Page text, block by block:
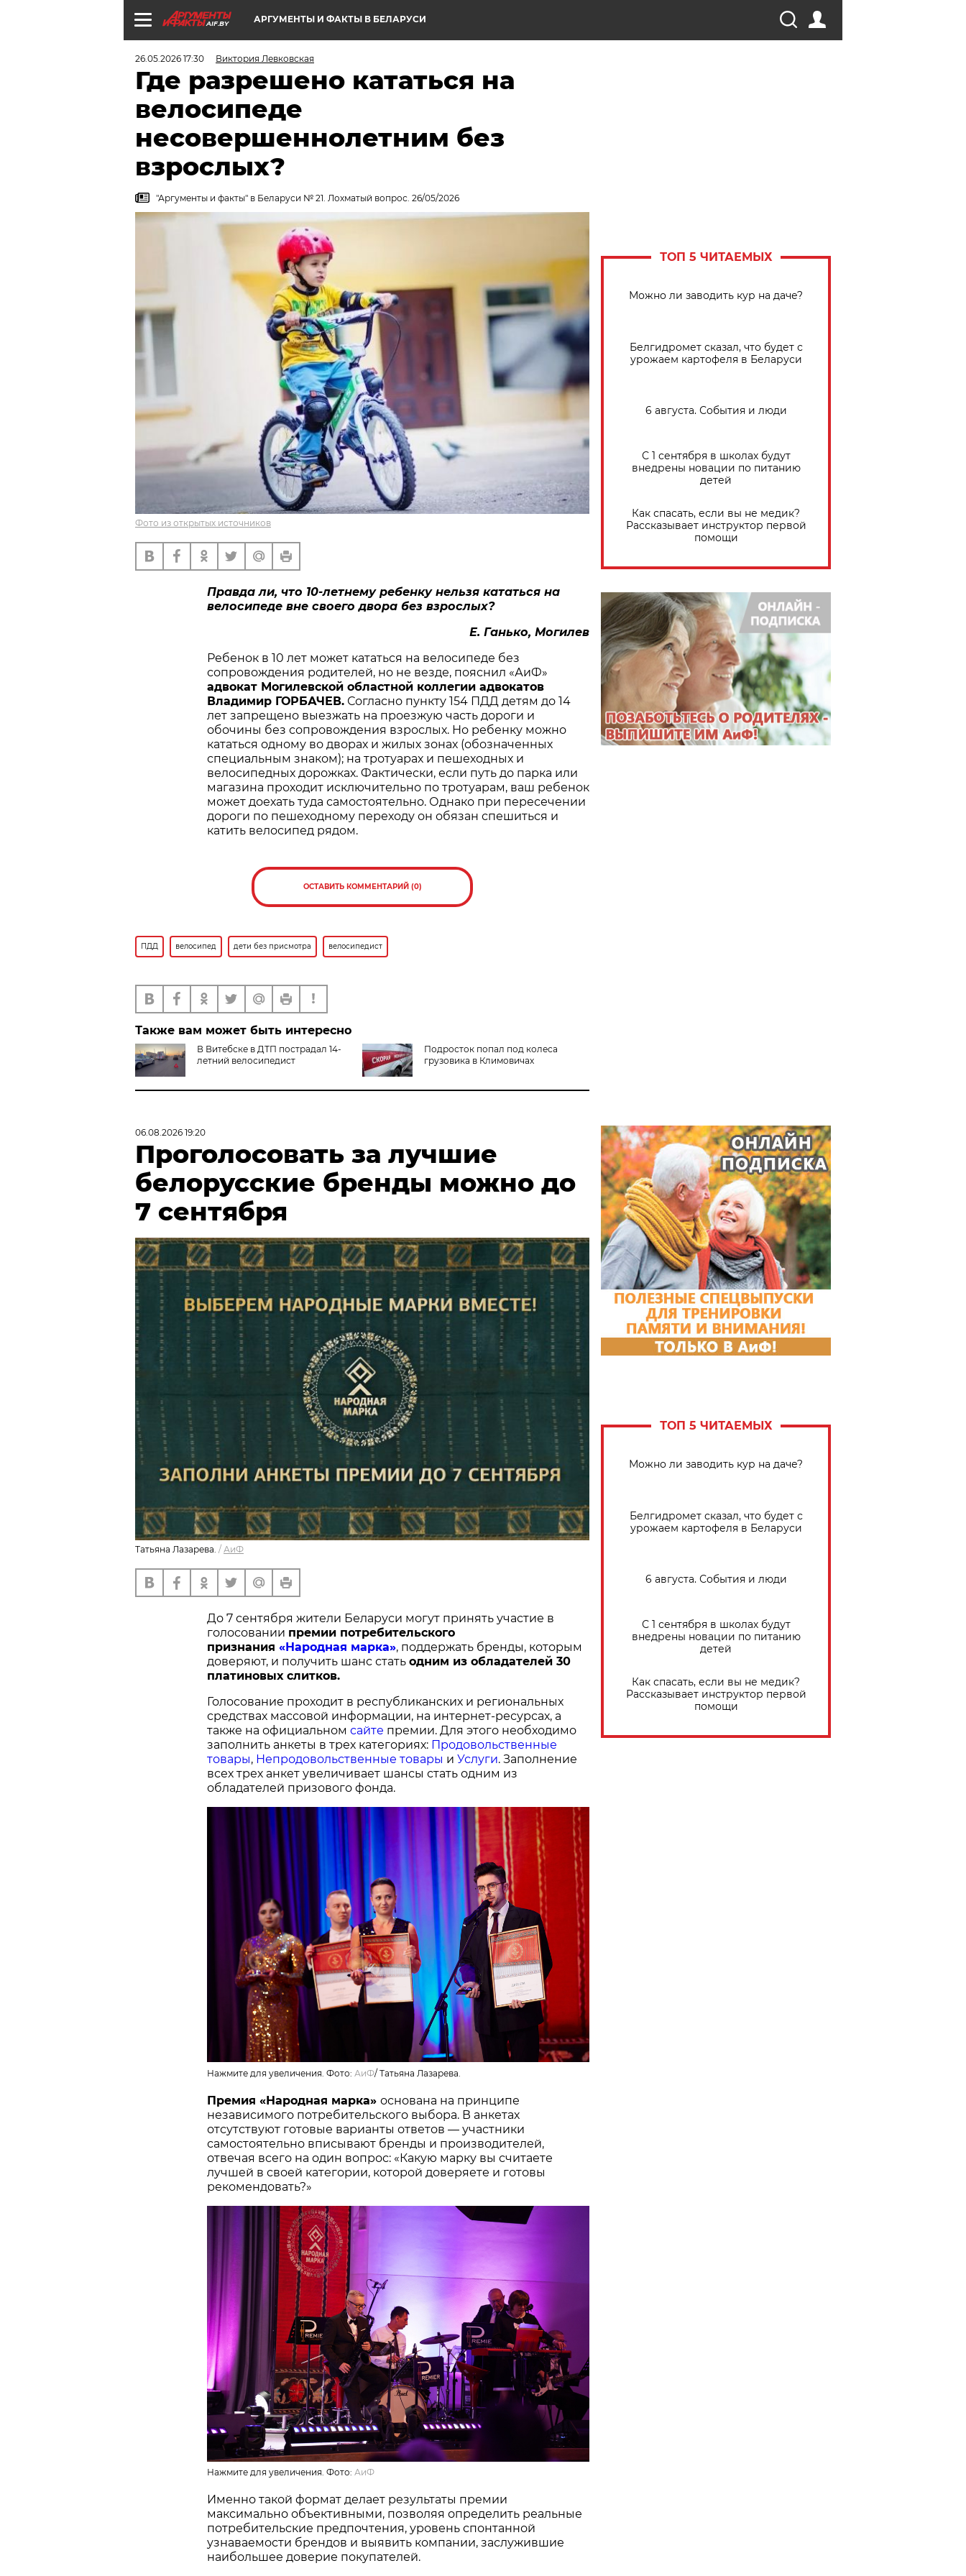
AIF.BY АРГУМЕНТЫ И ФАКТЫ В БЕЛАРУСИ
26.05.2026 17:30 Виктория Левковская
Где разрешено кататься на
велосипеде
несовершеннолетним без
взрослых?
"Аргументы и факты" в Беларуси № 21. Лохматый вопрос. 26/05/2026
Фото из открытых источников
Правда ли, что 10-летнему ребенку нельзя кататься на
велосипеде вне своегодвора без взрослых?
Е. Ганько, Могилев
Ребенок в 10 лет может кататься на велосипеде без
сопровождения родителей, но не везде, пояснил «АиФ»
адвокат Могилевской областной коллегии адвокатов
Владимир ГОРБАЧЕВ. Согласно пункту 154 ПДД детям до 14
лет запрещено выезжать на проезжую часть дороги и
обочины без сопровождения взрослых. Но ребенку можно
кататься одному во дворах и жилых зонах (обозначенных
специальным знаком); на тротуарах и пешеходных и
велосипедных дорожках. Фактически, если путь до парка или
магазина проходит исключительно по тротуарам, ваш ребенок
может доехать туда самостоятельно. Однако при пересечении
дороги по пешеходному переходу он обязан спешиться и
катить велосипед рядом.
ОСТАВИТЬ КОММЕНТАРИЙ (0)
ПДД велосипед дети без присмотра велосипедист
Также вам может быть интересно
В Витебске в ДТП пострадал 14-
летний велосипедист
Подросток попал под колеса
грузовика в Климовичах
ТОП 5 ЧИТАЕМЫХ
Можно ли заводить кур на даче?
Белгидромет сказал, что будет с
урожаем картофеля в Беларуси
6 августа. События и люди
С 1 сентября в школах будут
внедрены новации по питанию
детей
Как спасать, если вы не медик?
Рассказывает инструктор первой
помощи
06.08.2026 19:20
Проголосовать за лучшие
белорусские бренды можно до
7 сентября
Татьяна Лазарева. / АиФ
До 7 сентября жители Беларуси могут принять участие в
голосовании премии потребительского
признания «Народная марка», поддержать бренды, которым
доверяют, и получить шанс стать одним из обладателей 30
платиновых слитков.
Голосование проходит в республиканских и региональных
средствах массовой информации, на интернет-ресурсах, а
также на официальном сайте премии. Для этого необходимо
заполнить анкеты в трех категориях: Продовольственные
товары, Непродовольственные товары и Услуги. Заполнение
всех трех анкет увеличивает шансы стать одним из
обладателей призового фонда.
Нажмите для увеличения. Фото: АиФ/ Татьяна Лазарева.
Премия «Народная марка» основана на принципе
независимого потребительского выбора. В анкетах
отсутствуют готовые варианты ответов — участники
самостоятельно вписывают бренды и производителей,
отвечая всего на один вопрос: «Какую марку вы считаете
лучшей в своей категории, которой доверяете и готовы
рекомендовать?»
Нажмите для увеличения. Фото: АиФ
Именно такой формат делает результаты премии
максимально объективными, позволяя определить реальные
потребительские предпочтения, уровень спонтанной
узнаваемости брендов и выявить компании, заслужившие
наибольшее доверие покупателей.
ТОП 5 ЧИТАЕМЫХ
Можно ли заводить кур на даче?
Белгидромет сказал, что будет с
урожаем картофеля в Беларуси
6 августа. События и люди
С 1 сентября в школах будут
внедрены новации по питанию
детей
Как спасать, если вы не медик?
Рассказывает инструктор первой
помощи